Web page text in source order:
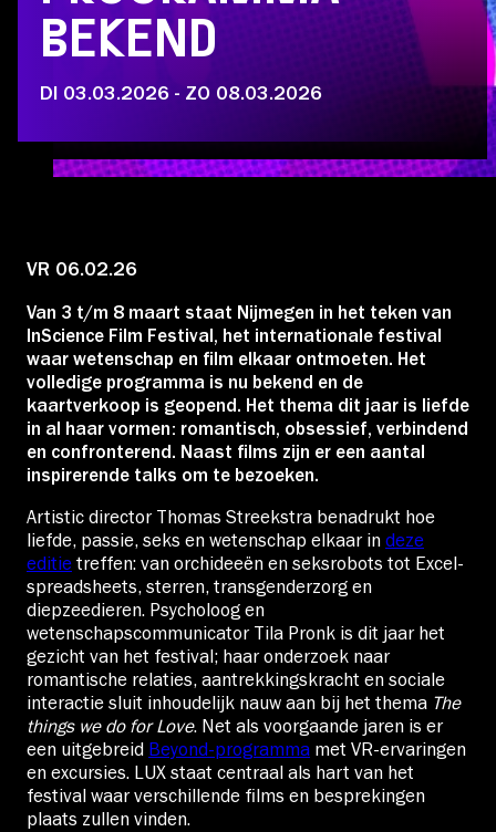
Educatie
Over Stichting LUX
Nieuws
Account
Volg ons op:
BEKEND
DI 03.03.2026 - ZO 08.03.2026
VR 06.02.26
Van 3 t/m 8 maart staat Nijmegen in het teken van
InScience Film Festival, het internationale festival
waar wetenschap en film elkaar ontmoeten. Het
volledige programma is nu bekend en de
kaartverkoop is geopend. Het thema dit jaar is liefde
in al haar vormen: romantisch, obsessief, verbindend
en confronterend. Naast films zijn er een aantal
inspirerende talks om te bezoeken.
Artistic director Thomas Streekstra benadrukt hoe
liefde, passie, seks en wetenschap elkaar in deze
editie treffen: van orchideeën en seksrobots tot Excel-
spreadsheets, sterren, transgenderzorg en
diepzeedieren. Psycholoog en
wetenschapscommunicator Tila Pronk is dit jaar het
gezicht van het festival; haar onderzoek naar
romantische relaties, aantrekkingskracht en sociale
interactie sluit inhoudelijk nauw aan bij het thema The
things we do for Love. Net als voorgaande jaren is er
een uitgebreid Beyond-programma met VR-ervaringen
en excursies. LUX staat centraal als hart van het
festival waar verschillende films en besprekingen
plaats zullen vinden.